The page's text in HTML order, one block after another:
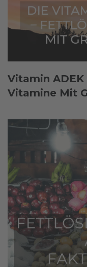
Vitamin
Vitamine Mit